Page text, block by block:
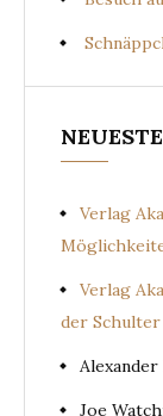
Verlag
Verlag
der Schulter
Joe